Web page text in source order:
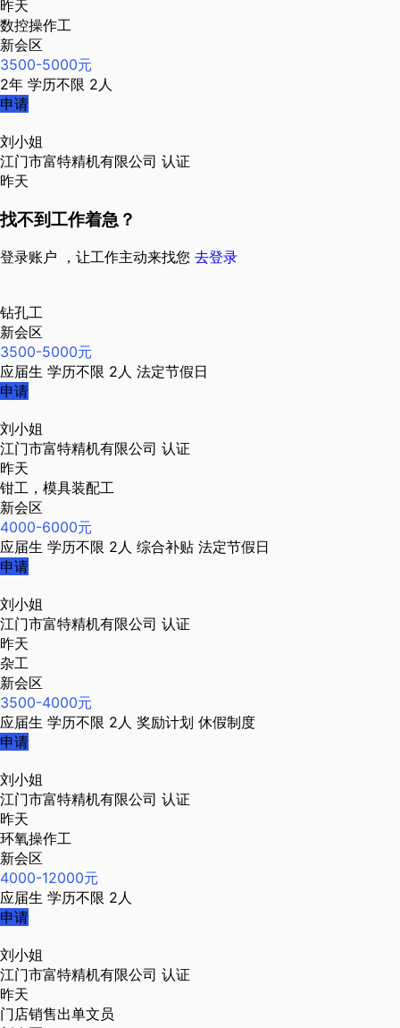
昨天
数控操作工
新会区
3500-5000元
2年 学历不限 2人
申请
刘小姐
江门市富特精机有限公司 认证
昨天
找不到工作着急？
登录账户 ，让工作主动来找您 去登录
钻孔工
新会区
3500-5000元
应届生 学历不限 2人 法定节假日
申请
刘小姐
江门市富特精机有限公司 认证
昨天
钳工，模具装配工
新会区
4000-6000元
应届生 学历不限 2人 综合补贴 法定节假日
申请
刘小姐
江门市富特精机有限公司 认证
昨天
杂工
新会区
3500-4000元
应届生 学历不限 2人 奖励计划 休假制度
申请
刘小姐
江门市富特精机有限公司 认证
昨天
环氧操作工
新会区
4000-12000元
应届生 学历不限 2人
申请
刘小姐
江门市富特精机有限公司 认证
昨天
门店销售出单文员